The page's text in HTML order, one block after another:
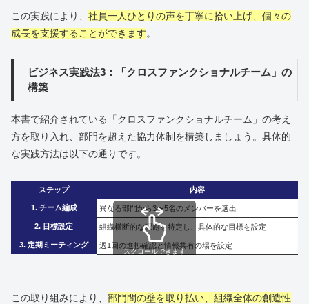
この実践により、 社員一人ひとりの声を丁寧に拾い上げ、個々の
成長を支援することができます。
ビジネス実践法3：「クロスファンクショナルチーム」の
構築
本書で紹介されている「クロスファンクショナルチーム」の考え
方を取り入れ、部門を超えた協力体制を構築しましょう。具体的
な実践方法は以下の通りです。
ステップ 内容
1. チーム編成 異なる部門から3〜5名のメンバーを選出
2. 目標設定 組織横断的な課題を特定し、具体的な目標を設定
3. 定期ミーティング 週1回の進捗確認と情報共有の場を設定
スクロールできます
この取り組みにより、 部門間の壁を取り払い、組織全体の創造性